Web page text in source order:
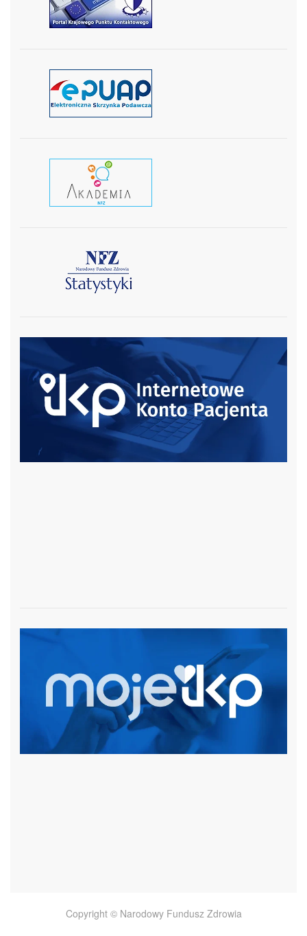
czytaj więcej
czytaj więcej
czytaj więcej
czytaj więcej
czytaj więcej
Copyright © Narodowy Fundusz Zdrowia